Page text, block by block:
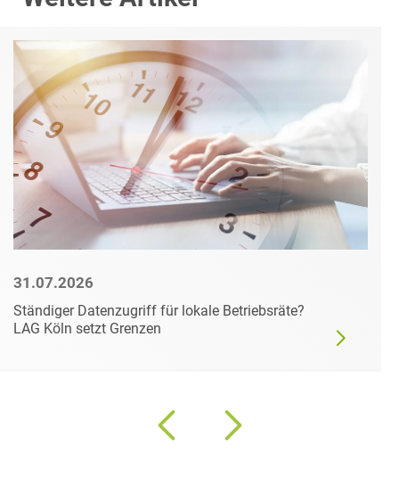
31.07.2026
Ständiger Datenzugriff für lokale Betriebsräte?
LAG Köln setzt Grenzen